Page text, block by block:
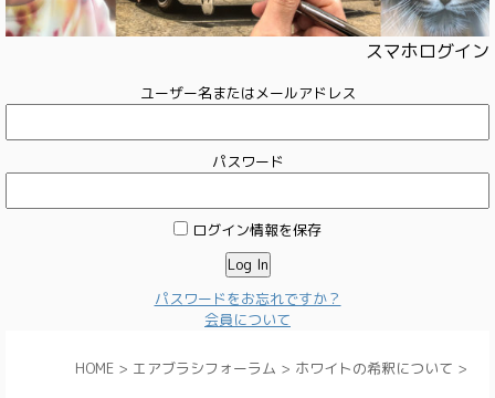
スマホログイン
ユーザー名またはメールアドレス
パスワード
ログイン情報を保存
パスワードをお忘れですか？
会員について
HOME > エアブラシフォーラム > ホワイトの希釈について >